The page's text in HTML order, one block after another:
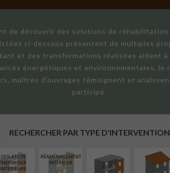
de découvrir des solutions de réhabilitation
ci-dessous présentent de multiples
et des transformations réalisées aident à
énergétiques et environnementales, le
maîtres d'ouvrages témoignent et
participé.
RECHERCHER PAR TYPE D'INTERVENTION
ISOLATION
THERMIQUE
INTÉRIEURE
RÉAMÉNAGEMENT
INTÉRIEUR